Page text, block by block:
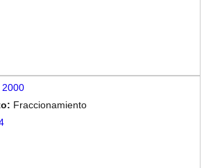
2000
Fraccionamiento